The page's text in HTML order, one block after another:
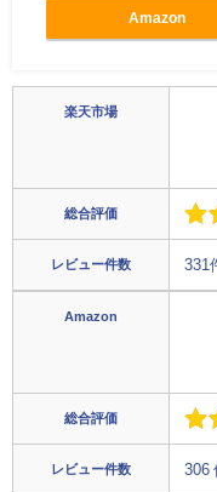
Amazon
楽天市場
総合評価
レビュー件数 331
Amazon
総合評価
レビュー件数 306